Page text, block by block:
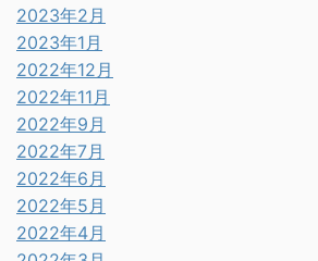
2023年2月
2023年1月
2022年12月
2022年11月
2022年9月
2022年7月
2022年6月
2022年5月
2022年4月